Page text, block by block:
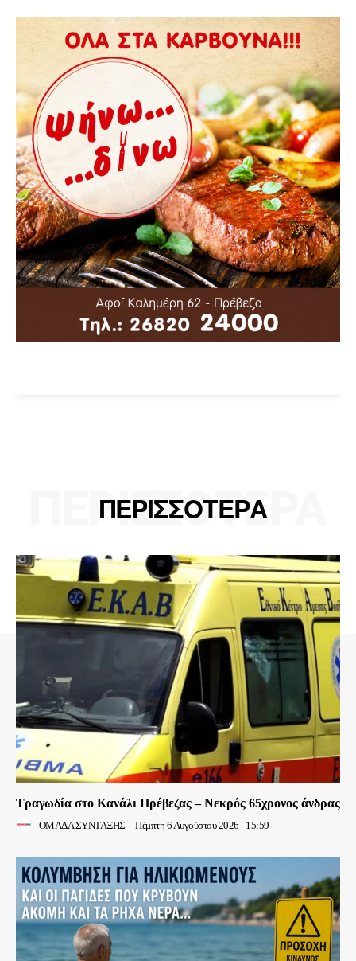
ΠΕΡΙΣΣΟΤΕΡΑ
ΠΕΡΙΣΣΟΤΕΡΑ
Τραγωδία στο Κανάλι Πρέβεζας – Νεκρός 65χρονος άνδρας
ΟΜΑΔΑ ΣΥΝΤΑΞΗΣ - Πέμπτη 6 Αυγούστου 2026 - 15:59